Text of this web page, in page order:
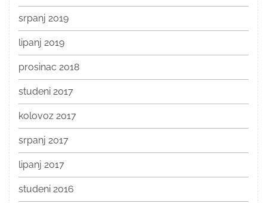
srpanj 2019
lipanj 2019
prosinac 2018
studeni 2017
kolovoz 2017
srpanj 2017
lipanj 2017
studeni 2016